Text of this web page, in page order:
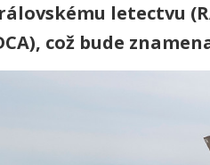
letectvu
což bude